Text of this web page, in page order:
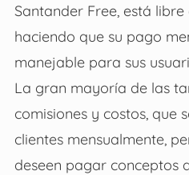
Santander Free, está libre
haciendo que su pago
manejable para sus
La gran mayoría de las
comisiones y costos, que
clientes mensualmente,
deseen pagar conceptos